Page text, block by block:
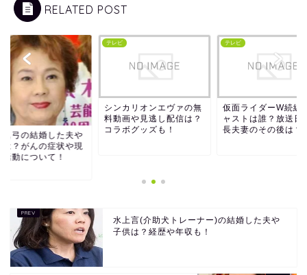
RELATED POST
眞弓の結婚した夫や
は？がんの症状や現
活動について！
テレビ
シンカリオンエヴァの無
料動画や見逃し配信は？
コラボグッズも！
テレビ
仮面ライダーW続編
ャストは誰？放送日
長夫妻のその後は？
水上言(介助犬トレーナー)の結婚した夫や
子供は？経歴や年収も！